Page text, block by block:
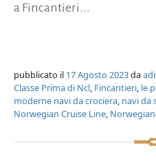
a Fincantieri...
pubblicato il 17 Agosto 2023da
Classe Prima di Ncl, Fincantieri, le
moderne navi da crociera, navi da
Norwegian Cruise Line,